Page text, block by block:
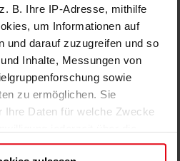
B. Ihre IP-Adresse, mithilfe
um Informationen auf
und darauf zuzugreifen und so
Inhalte, Messungen von
sowie
zu ermöglichen. Sie
Ihre Daten für welche Zwecke
Klicken auf das Privacy
09:00
20.08.2026
FAST
AUSGEBUCHT
Camp Strümp
Meerbusch
229,00 EUR
Frühbucherrabatt
gültig bis zum 30.06.26!